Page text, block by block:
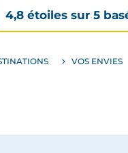
4,8 étoiles sur 5
VOS ENVIES